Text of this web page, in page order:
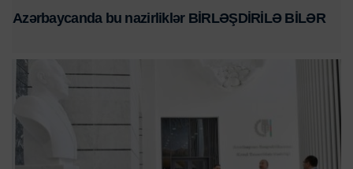
Azərbaycanda bu nazirliklər BİRLƏŞDİRİLƏ BİLƏR